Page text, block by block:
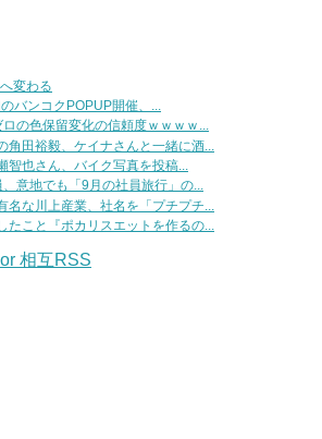
変わる
バンコクPOPUP開催、...
ロの色保留変化の信頼度ｗｗｗｗ...
角田裕毅、ケイナさんと一緒に酒...
智也さん、バイク写真を投稿...
、意地でも「9月の社員旅行」の...
名な川上産業、社名を「プチプチ...
たこと『ポカリスエットを作るの...
相互RSS